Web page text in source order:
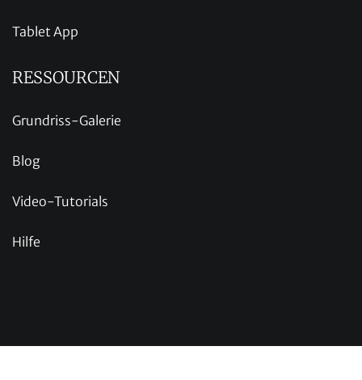
Tablet App
RESSOURCEN
Grundriss-Galerie
Blog
Video-Tutorials
Hilfe